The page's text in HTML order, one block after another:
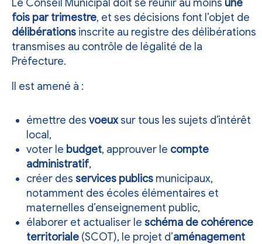
Le Conseil Municipal doit se réunir au moins une
fois par trimestre, et ses décisions font l’objet de
délibérations inscrite au registre des délibérations
transmises au contrôle de légalité de la
Préfecture.
Il est amené à :
émettre des voeuxsur tous les sujets d’intérêt
local,
voter le budget, approuver le compte
administratif,
créer des services publics municipaux,
notamment des écoles élémentaires et
maternelles d’enseignement public,
élaborer et actualiser le schéma de cohérence
territoriale (SCOT), le projet d’aménagement